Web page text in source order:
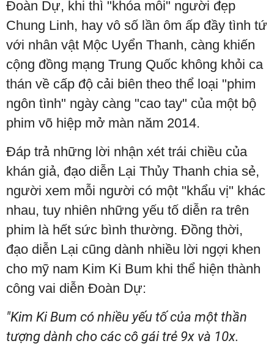
Đoàn Dự, khi thì "khóa môi" người đẹp
Chung Linh, hay vô số lần ôm ấp đầy tình tứ
với nhân vật Mộc Uyển Thanh, càng khiến
cộng đồng mạng Trung Quốc không khỏi ca
thán về cấp độ cải biên theo thể loại "phim
ngôn tình" ngày càng "cao tay" của một bộ
phim võ hiệp mở màn năm 2014.
Đáp trả những lời nhận xét trái chiều của
khán giả, đạo diễn Lại Thủy Thanh chia sẻ,
người xem mỗi người có một "khẩu vị" khác
nhau, tuy nhiên những yếu tố diễn ra trên
phim là hết sức bình thường. Đồng thời,
đạo diễn Lại cũng dành nhiều lời ngợi khen
cho mỹ nam Kim Ki Bum khi thể hiện thành
công vai diễn Đoàn Dự:
"Kim Ki Bum có nhiều yếu tố của một thần
tượng dành cho các cô gái trẻ 9x và 10x.